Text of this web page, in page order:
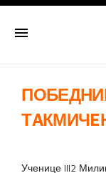
menu
Ученице III2